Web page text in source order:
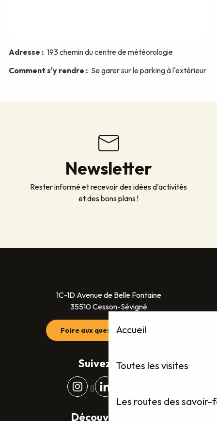
Accueil
Toutes les visites
Les routes des
Newsletter
Rester informé et recevoir des idées d’activités
et des bons plans !
1C-1D Avenue de Belle Fontaine
35510 Cesson-Sévigné
Foire aux questions (FAQ)
Suivez-nous
Découvrez plus